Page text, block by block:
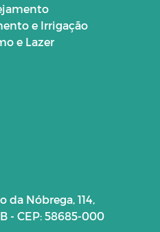
e Irrigação
e Lazer
da Nóbrega, 114,
- CEP: 58685-000